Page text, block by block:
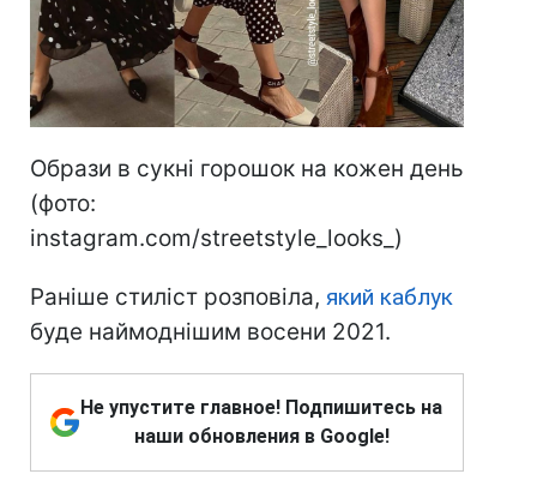
Образи в сукні горошок на кожен день
(фото:
instagram.com/streetstyle_looks_)
Раніше стиліст розповіла, який каблук
буде наймоднішим восени 2021.
Не упустите главное! Подпишитесь на
наши обновления в Google!